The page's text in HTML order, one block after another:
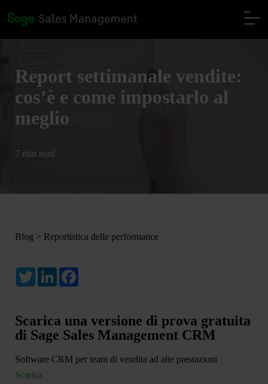
Report settimanale vendite:
cos’è e come impostarlo al
meglio
7 min read
Blog > Reportistica delle performance
TwitterLinkedIn
Scarica una versione di prova gratuita
di Sage Sales Management CRM
Software CRM per team di vendita ad alte prestazioni
Scarica